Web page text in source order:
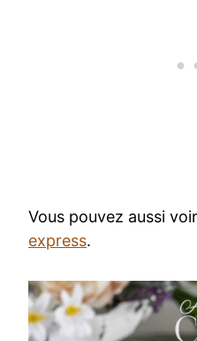
Vous pouvez aussi
express.